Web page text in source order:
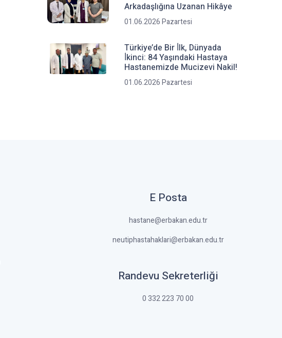
Arkadaşlığına Uzanan Hikâye
01.06.2026 Pazartesi
Türkiye’de Bir İ̇lk, Dünyada
İ̇kinci: 84 Yaşındaki Hastaya
Hastanemizde Mucizevi Nakil!
01.06.2026 Pazartesi
E Posta
hastane@erbakan.edu.tr
neutiphastahaklari@erbakan.edu.tr
Randevu Sekreterliği
0 332 223 70 00